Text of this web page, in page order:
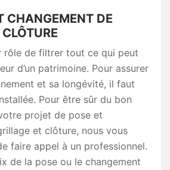
CHANGEMENT DE
rôle de filtrer tout ce qui peut
d’un patrimoine. Pour assurer
et sa longévité, il faut
Pour être sûr du bon
projet de pose et
et clôture, nous vous
faire appel à un professionnel.
de la pose ou le changement